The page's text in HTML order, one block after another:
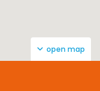
open map